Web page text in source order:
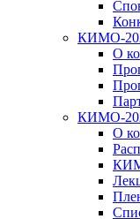
КИМО-
О
КИМО-
О